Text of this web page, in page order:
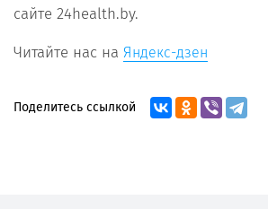
сайте 24health.by.
Читайте нас на Яндекс-дзен
Поделитесь ссылкой